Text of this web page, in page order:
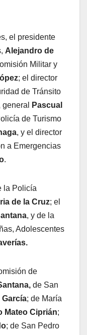
el presidente
Alejandro de
Militar y
; el director
de Tránsito
Pascual
de Turismo
, y el director
a Emergencias
.
la Policía
de la Cruz; el
, y de la
Adolescentes
de
de San
García; de María
Mateo Ciprián;
; de San Pedro